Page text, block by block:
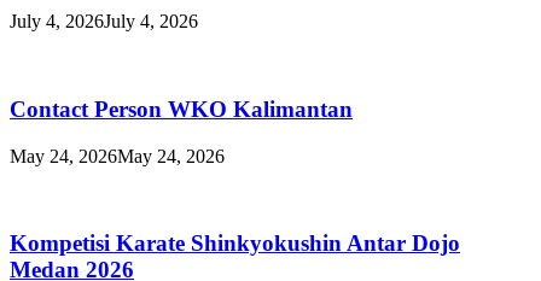
July 4, 2026July 4, 2026
Contact Person WKO Kalimantan
May 24, 2026May 24, 2026
Kompetisi Karate Shinkyokushin Antar Dojo
Medan 2026